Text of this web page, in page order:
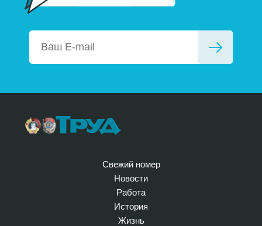
Свежий номер
Новости
Работа
История
Жизнь